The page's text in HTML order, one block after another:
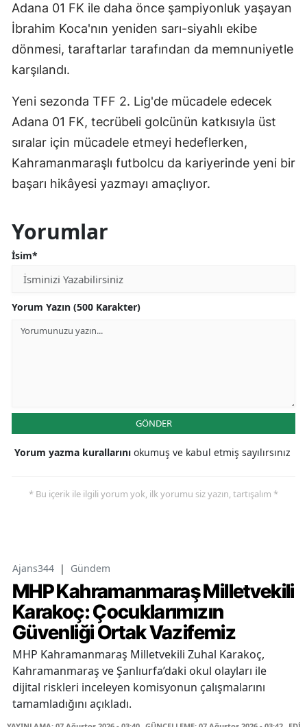
Adana 01 FK ile daha önce şampiyonluk yaşayan
İbrahim Koca'nın yeniden sarı-siyahlı ekibe
dönmesi, taraftarlar tarafından da memnuniyetle
karşılandı.
Yeni sezonda TFF 2. Lig'de mücadele edecek
Adana 01 FK, tecrübeli golcünün katkısıyla üst
sıralar için mücadele etmeyi hedeflerken,
Kahramanmaraşlı futbolcu da kariyerinde yeni bir
başarı hikâyesi yazmayı amaçlıyor.
Yorumlar
İsim*
Yorum Yazın (500 Karakter)
GÖNDER
Yorum yazma kurallarını okumuş ve kabul etmiş sayılırsınız
* Bu içerik ile ilgili yorum yok, ilk yorumu siz yazın, tartışalım *
Ajans344 | Gündem
MHP Kahramanmaraş Milletvekili
Karakoç: Çocuklarımızın
Güvenliği Ortak Vazifemiz
MHP Kahramanmaraş Milletvekili Zuhal Karakoç,
Kahramanmaraş ve Şanlıurfa’daki okul olayları ile
dijital riskleri inceleyen komisyonun çalışmalarını
tamamladığını açıkladı.